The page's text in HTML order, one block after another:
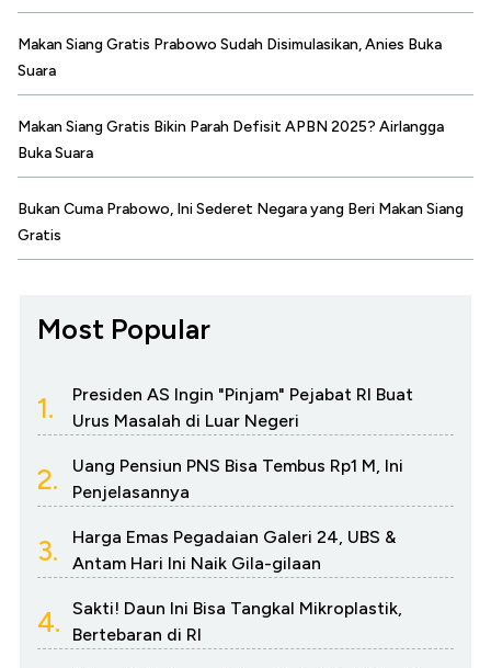
Makan Siang Gratis Prabowo Sudah Disimulasikan, Anies Buka
Suara
Makan Siang Gratis Bikin Parah Defisit APBN 2025? Airlangga
Buka Suara
Bukan Cuma Prabowo, Ini Sederet Negara yang Beri Makan Siang
Gratis
Most Popular
1.
Presiden AS Ingin "Pinjam" Pejabat RI Buat
Urus Masalah di Luar Negeri
2.
Uang Pensiun PNS Bisa Tembus Rp1 M, Ini
Penjelasannya
3.
Harga Emas Pegadaian Galeri 24, UBS &
Antam Hari Ini Naik Gila-gilaan
4.
Sakti! Daun Ini Bisa Tangkal Mikroplastik,
Bertebaran di RI